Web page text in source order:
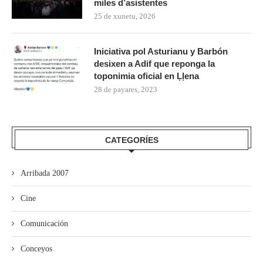
miles d’asistentes
25 de xunetu, 2026
Iniciativa pol Asturianu y Barbón
desixen a Adif que reponga la
toponimia oficial en Ḷḷena
28 de payares, 2023
CATEGORÍES
Arribada 2007
Cine
Comunicación
Conceyos